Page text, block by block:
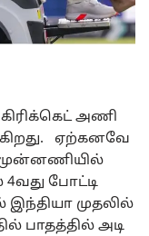
அணி
ஏற்கனவே
முன்னணியில்
போட்டி
இந்தியா முதலில்
பாதத்தில் அடி